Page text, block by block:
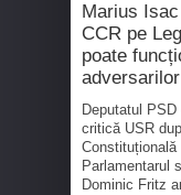
Marius
CCR pe
poate
Deputatul
critică USR
Constituțională
Parlamentarul
Dominic Fritz